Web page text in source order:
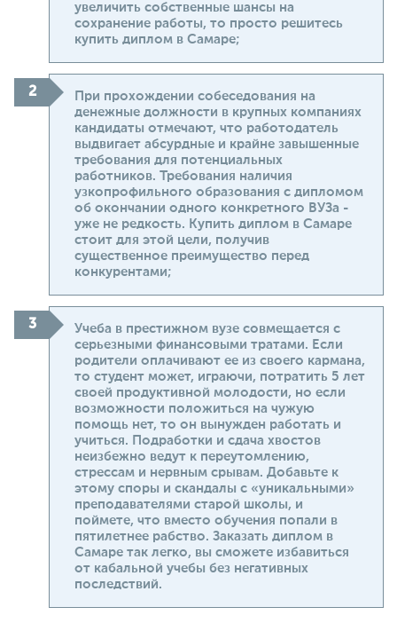
увеличить собственные шансы на
сохранение работы, то просто решитесь
купить диплом в Самаре;
При прохождении собеседования на
денежные должности в крупных компаниях
кандидаты отмечают, что работодатель
выдвигает абсурдные и крайне завышенные
требования для потенциальных
работников. Требования наличия
узкопрофильного образования с дипломом
об окончании одного конкретного ВУЗа -
уже не редкость. Купить диплом в Самаре
стоит для этой цели, получив
существенное преимущество перед
конкурентами;
Учеба в престижном вузе совмещается с
серьезными финансовыми тратами. Если
родители оплачивают ее из своего кармана,
то студент может, играючи, потратить 5 лет
своей продуктивной молодости, но если
возможности положиться на чужую
помощь нет, то он вынужден работать и
учиться. Подработки и сдача хвостов
неизбежно ведут к переутомлению,
стрессам и нервным срывам. Добавьте к
этому споры и скандалы с «уникальными»
преподавателями старой школы, и
поймете, что вместо обучения попали в
пятилетнее рабство. Заказать диплом в
Самаре так легко, вы сможете избавиться
от кабальной учебы без негативных
последствий.